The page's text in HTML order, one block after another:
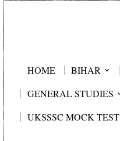
HOME BIHAR
GENERAL STUDIES
UKSSSC MOCK TEST